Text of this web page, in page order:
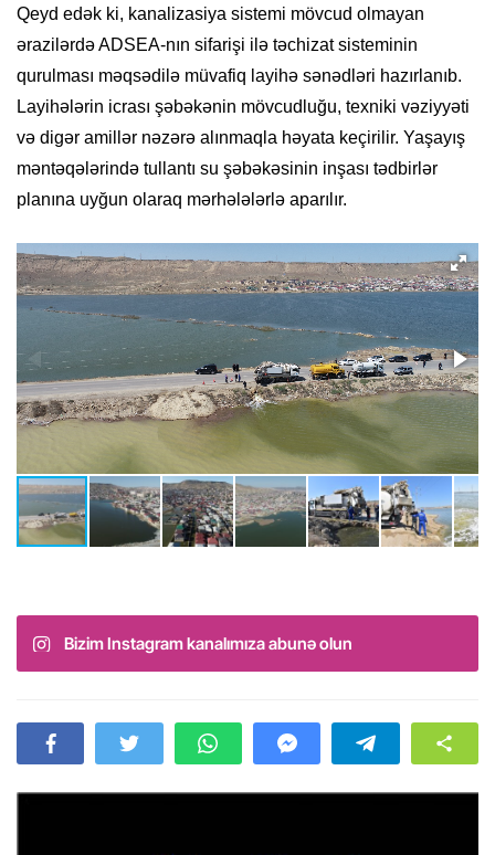
Qeyd edək ki, kanalizasiya sistemi mövcud olmayan
ərazilərdə ADSEA-nın sifarişi ilə təchizat sisteminin
qurulması məqsədilə müvafiq layihə sənədləri hazırlanıb.
Layihələrin icrası şəbəkənin mövcudluğu, texniki vəziyyəti
və digər amillər nəzərə alınmaqla həyata keçirilir. Yaşayış
məntəqələrində tullantı su şəbəkəsinin inşası tədbirlər
planına uyğun olaraq mərhələlərlə aparılır.
Bizim Instagram kanalımıza abunə olun